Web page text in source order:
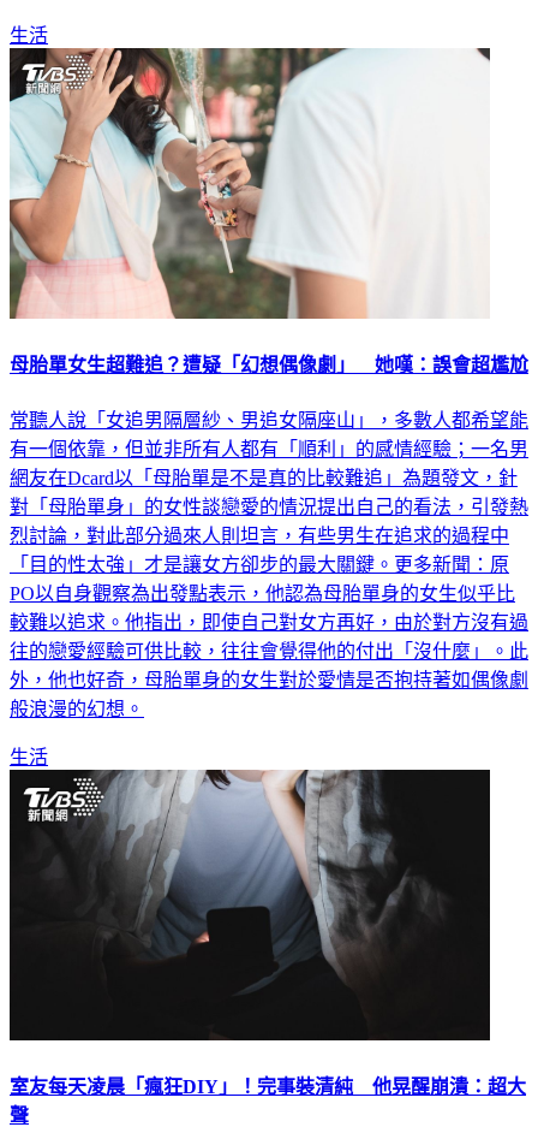
生活
母胎單女生超難追？遭疑「幻想偶像劇」 她嘆：誤會超尷尬
常聽人說「女追男隔層紗、男追女隔座山」，多數人都希望能
有一個依靠，但並非所有人都有「順利」的感情經驗；一名男
網友在Dcard以「母胎單是不是真的比較難追」為題發文，針
對「母胎單身」的女性談戀愛的情況提出自己的看法，引發熱
烈討論，對此部分過來人則坦言，有些男生在追求的過程中
「目的性太強」才是讓女方卻步的最大關鍵。更多新聞：原
PO以自身觀察為出發點表示，他認為母胎單身的女生似乎比
較難以追求。他指出，即使自己對女方再好，由於對方沒有過
往的戀愛經驗可供比較，往往會覺得他的付出「沒什麼」。此
外，他也好奇，母胎單身的女生對於愛情是否抱持著如偶像劇
般浪漫的幻想。
生活
室友每天凌晨「瘋狂DIY」！完事裝清純 他晃醒崩潰：超大
聲